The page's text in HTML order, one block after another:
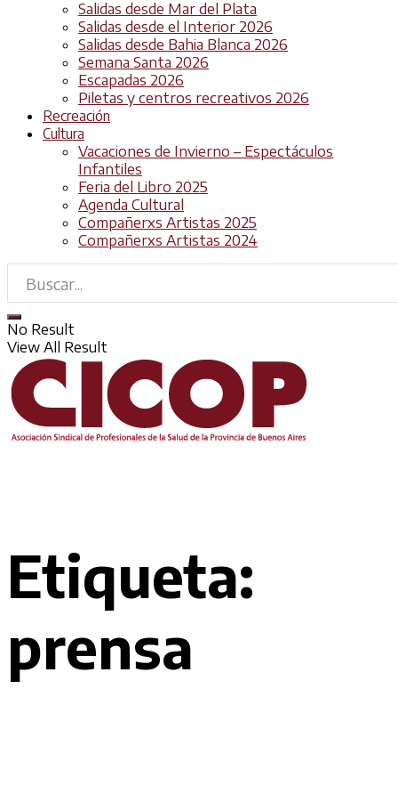
Salidas desde Mar del Plata
Salidas desde el Interior 2026
Salidas desde Bahia Blanca 2026
Semana Santa 2026
Escapadas 2026
Piletas y centros recreativos 2026
Recreación
Cultura
Vacaciones de Invierno – Espectáculos
Infantiles
Feria del Libro 2025
Agenda Cultural
Compañerxs Artistas 2025
Compañerxs Artistas 2024
No Result
View All Result
Etiqueta:
prensa